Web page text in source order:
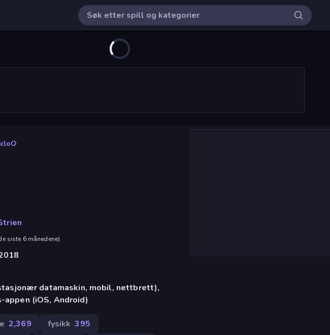
siste 6 månedene)
datamaskin, mobil, nettbrett),
appen (iOS, Android)
2,369 fysikk 395